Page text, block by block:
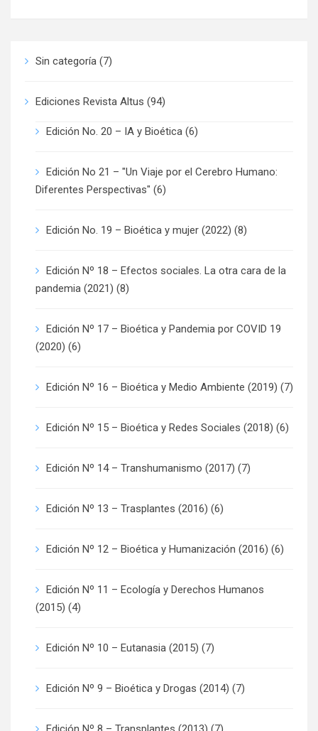
Sin categoría (7)
Ediciones Revista Altus (94)
Edición No. 20 – IA y Bioética (6)
Edición No 21 – "Un Viaje por el Cerebro Humano:
Diferentes Perspectivas" (6)
Edición No. 19 – Bioética y mujer (2022) (8)
Edición Nº 18 – Efectos sociales. La otra cara de la
pandemia (2021) (8)
Edición Nº 17 – Bioética y Pandemia por COVID 19
(2020) (6)
Edición Nº 16 – Bioética y Medio Ambiente (2019) (7)
Edición Nº 15 – Bioética y Redes Sociales (2018) (6)
Edición Nº 14 – Transhumanismo (2017) (7)
Edición Nº 13 – Trasplantes (2016) (6)
Edición Nº 12 – Bioética y Humanización (2016) (6)
Edición Nº 11 – Ecología y Derechos Humanos
(2015) (4)
Edición Nº 10 – Eutanasia (2015) (7)
Edición Nº 9 – Bioética y Drogas (2014) (7)